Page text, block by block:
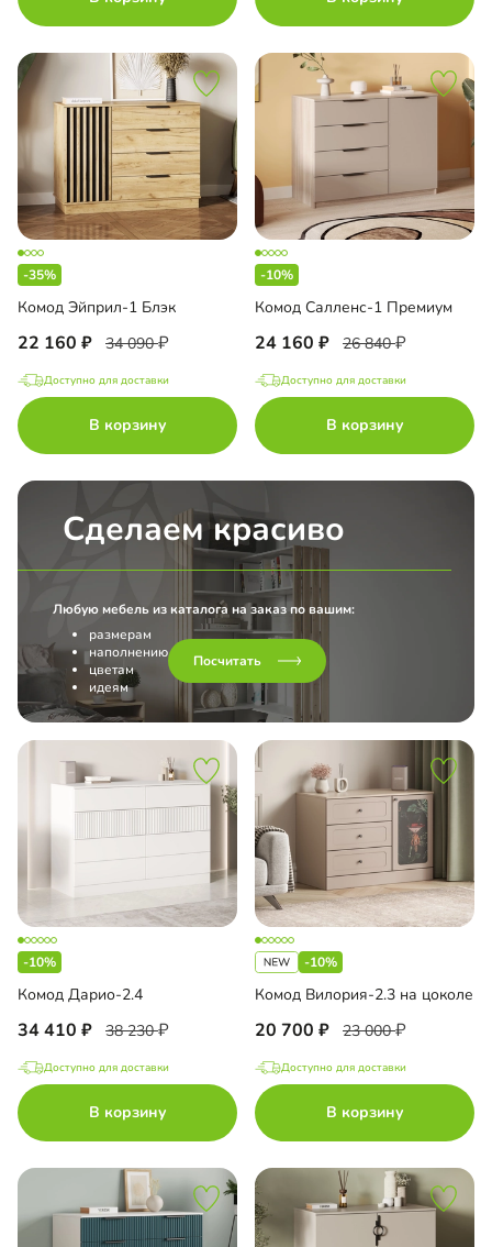
-35%
Комод Эйприл-1 Блэк
22 160 34 090
Доступно для доставки
В корзину
-10%
Комод Салленс-1 Премиум
24 160 26 840
Доступно для доставки
В корзину
Сделаем красиво
Любую мебель из каталога на заказ по вашим:
размерам
наполнению
цветам
идеям
Посчитать
-10%
Комод Дарио-2.4
34 410 38 230
Доступно для доставки
В корзину
-10%
Комод Вилория-2.3 на цоколе
20 700 23 000
Доступно для доставки
В корзину